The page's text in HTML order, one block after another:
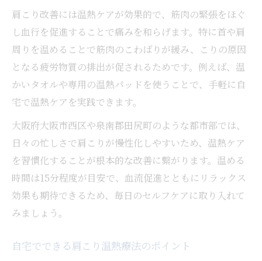
肩こり改善には温熱ケアが効果的で、筋肉の緊張をほぐ
し血行を促進することで痛みを和らげます。特に首や肩
周りを温めることで筋肉のこわばりが緩み、こりの原因
となる疲労物質の排出が促されるためです。例えば、温
かいタオルや専用の温熱パッドを使うことで、手軽に自
宅で温熱ケアを実践できます。
大阪府大阪市西区や泉南郡田尻町のような都市部では、
日々の忙しさで肩こりが慢性化しやすいため、温熱ケア
を習慣化することが根本的な改善に繋がります。温める
時間は15分程度が目安で、血流促進とともにリラックス
効果も期待できるため、毎日のセルフケアに取り入れて
みましょう。
自宅でできる肩こり温熱療法のポイント